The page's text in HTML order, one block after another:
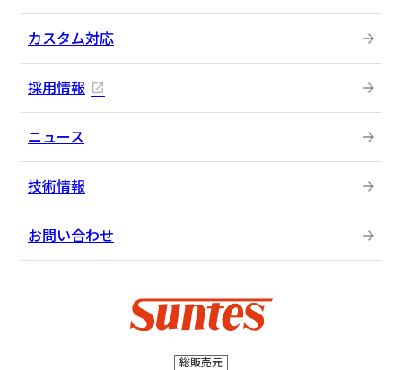
カスタム対応
採用情報
ニュース
技術情報
お問い合わせ
総販売元